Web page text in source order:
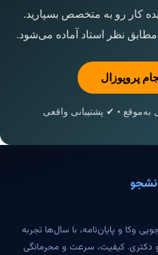
کار رو به متخصص بسپارید.
نظر استاد آماده می‌شود.
پروپوزال
• ✔ پشتیبانی واقعی
وکا و پایان‌نامه، با سال‌ها تجربه
و دکتری. کیفیت، سرعت و محرمانگی